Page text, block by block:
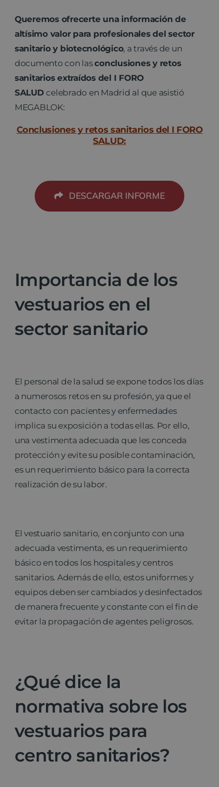
Queremos ofrecerte una información de
altísimo valor para profesionales del sector
sanitario y biotecnológico, a través de un
documento con lasconclusiones y retos
sanitarios extraídos del I FORO
SALUD celebrado en Madrid al que asistió
MEGABLOK:
Conclusiones y retos sanitarios del I FORO
SALUD:
DESCARGAR INFORME
Importancia de los
vestuarios en el
sector sanitario
El personal de la salud se expone todos los días
a numerosos retos en su profesión, ya que el
contacto con pacientes y enfermedades
implica su exposición a todas ellas. Por ello,
una vestimenta adecuada que les conceda
protección y evite su posible contaminación,
es un requerimiento básico para la correcta
realización de su labor.
El vestuario sanitario, en conjunto con una
adecuada vestimenta, es un requerimiento
básico en todos los hospitales y centros
sanitarios. Además de ello, estos uniformes y
equipos deben ser cambiados y desinfectados
de manera frecuente y constante con el fin de
evitar la propagación de agentes peligrosos.
¿Qué dice la
normativa sobre los
vestuarios para
centro sanitarios?